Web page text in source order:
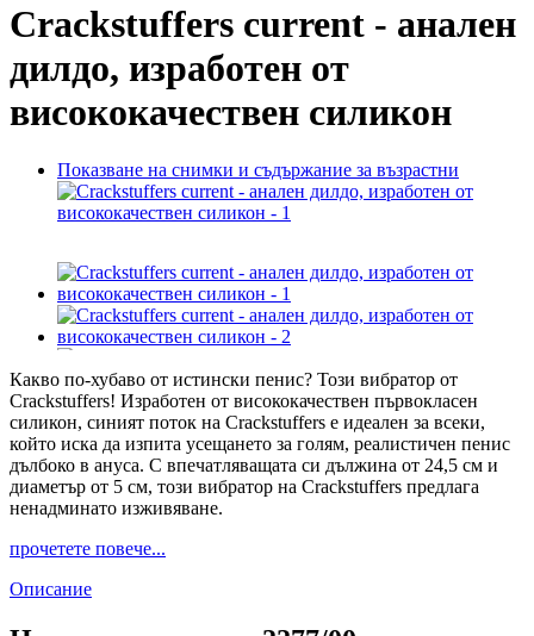
Crackstuffers current - анален
дилдо, изработен от
висококачествен силикон
Показване на снимки и съдържание за възрастни
Какво по-хубаво от истински пенис? Този вибратор от
Crackstuffers! Изработен от висококачествен първокласен
силикон, синият поток на Crackstuffers е идеален за всеки,
който иска да изпита усещането за голям, реалистичен пенис
дълбоко в ануса. С впечатляващата си дължина от 24,5 см и
диаметър от 5 см, този вибратор на Crackstuffers предлага
ненадминато изживяване.
прочетете повече...
Описание